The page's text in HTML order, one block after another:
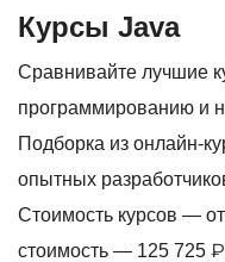
Курсы Java
Сравнивайте лучшие
программированию и
Подборка из онлайн-
опытных
Стоимость курсов —
стоимость — 125 725
Разработка
Маркетинг